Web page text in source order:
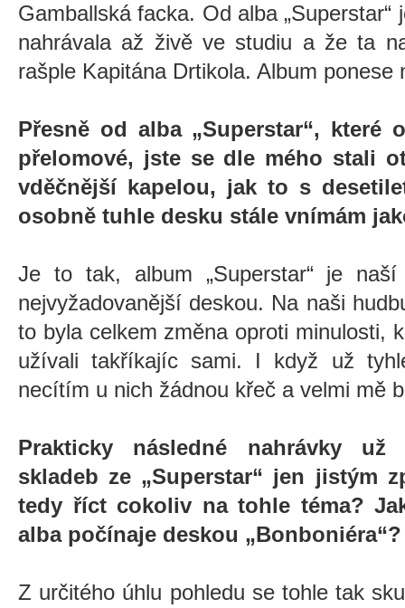
Gamballská facka. Od alba
nahrávala až živě ve studiu a že ta
rašple Kapitána Drtikola. Album ponese
Přesně od alba „Superstar“, které
přelomové, jste se dle mého stali
vděčnější kapelou, jak to s
osobně tuhle desku stále vnímám
Je to tak, album „Superstar“ je
nejvyžadovanější deskou. Na naši
to byla celkem změna oproti minulosti,
užívali takříkajíc sami. I když už
necítím u nich žádnou křeč a velmi mě
Prakticky následné nahrávky
skladeb ze „Superstar“ jen jistým
tedy říct cokoliv na tohle téma?
alba počínaje deskou „Bonboniéra“?
Z určitého úhlu pohledu se tohle tak